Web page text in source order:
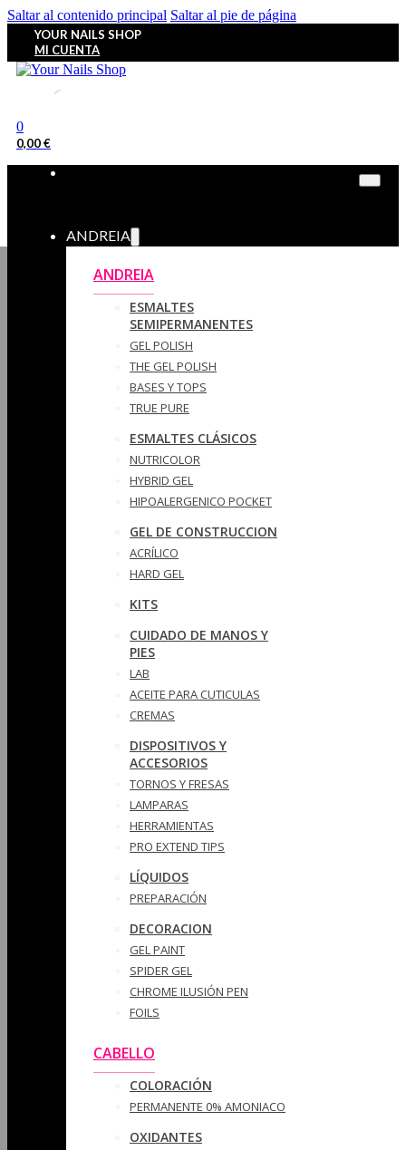
Saltar al contenido principal Saltar al pie de página
YOUR NAILS SHOP
MI CUENTA
0
0,00€
ANDREIA
ANDREIA
ESMALTES
SEMIPERMANENTES
GEL POLISH
THE GEL POLISH
BASES Y‎ TOPS
TRUE PURE
ESMALTES CLÁSICOS
NUTRICOLOR
HYBRID GEL
HIPOALERGENICO POCKET
GEL DE CONSTRUCCION
ACRÍLICO
HARD GEL
KITS
CUIDADO DE MANOS Y
PIES
LAB
ACEITE PARA CUTICULAS
CREMAS
DISPOSITIVOS Y
ACCESORIOS
TORNOS Y FRESAS
LAMPARAS
HERRAMIENTAS
PRO EXTEND TIPS
LÍQUIDOS
PREPARACIÓN
DECORACION
GEL PAINT
SPIDER GEL
CHROME ILUSIÓN PEN
FOILS
CABELLO
COLORACIÓN
PERMANENTE 0% AMONIACO
OXIDANTES